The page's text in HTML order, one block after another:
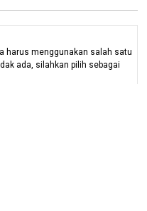
harus menggunakan salah satu
ada, silahkan pilih sebagai